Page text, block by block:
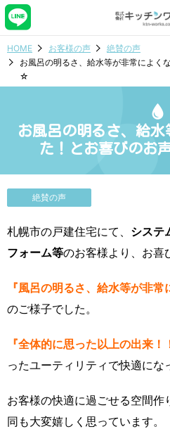
HOME お客様の声
絶賛の声
お風呂の明るさ、給水等が非常によく
☆
お風呂の明るさ、給
た！とお喜びのお
絶賛の声
札幌市の戸建住宅にて、 システ
フォーム等のお客様より、お喜
『風呂の明るさ、給水等が非常
のご様子でした。
『全体的に思った以上の出来！
ったユーティリティで快適にな
お客様の快適に過ごせる空間作
同も大変嬉しく思っています。